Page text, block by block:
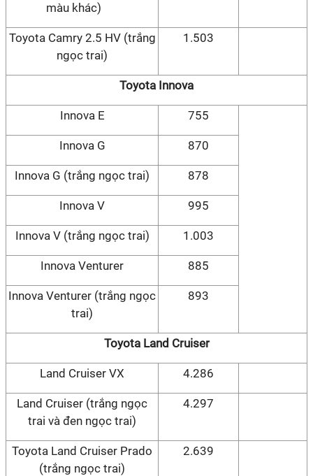
màu khác)
Toyota Camry 2.5 HV (trắng
ngọc trai)
1.503
Toyota Innova
Innova E 755
Innova G 870
Innova G (trắng ngọc trai) 878
Innova V 995
Innova V (trắng ngọc trai) 1.003
Innova Venturer 885
Innova Venturer (trắng ngọc
trai)
893
Toyota Land Cruiser
Land Cruiser VX 4.286
Land Cruiser (trắng ngọc
trai và đen ngọc trai)
4.297
Toyota Land Cruiser Prado
(trắng ngọc trai)
2.639